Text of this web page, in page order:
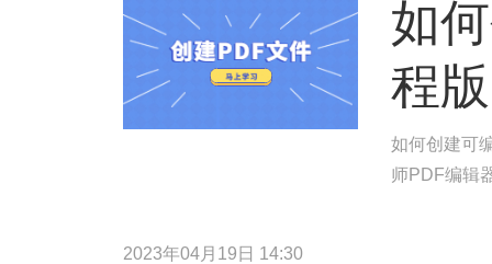
如
程版
如何创建可
师PDF编辑
2023年04月19日 14:30